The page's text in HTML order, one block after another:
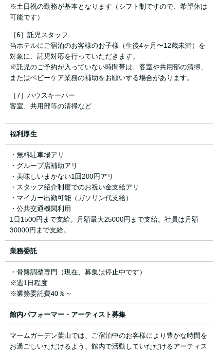
※土日祝の勤務が基本となります（シフト制ですので、希望休は
可能です）
［6］託児スタッフ
当ホテルにご宿泊のお客様のお子様（生後4ヶ月〜12歳未満）を
対象に、託児対応を行っていただきます。
※託児のご予約が入っていない時間帯は、客室や共用部の清掃、
またはベビーケア業務の補助をお願いする場合があります。
［7］ハウスキーパー
客室、共用部等の清掃など
福利厚生
・無料駐車場アリ
・グループ店補助アリ
・美味しいまかない1回200円アリ
・スタッフ紹介制度でのお祝い金支給アリ
・マイカー出勤可能（ガソリン代支給）
・公共交通機関利用
1日1500円まで支給。月額最大25000円まで支給。社員は月額
30000円まで支給。
業務委託
・骨盤調整専門（現在、募集は停止中です）
※週1日程度
※業務委託費40％～
館内パフォーマー・アーティスト募集
マームガーデン葉山では、ご宿泊中のお客様により豊かな時間を
お過ごしいただけるよう、館内で活動していただけるアーティス